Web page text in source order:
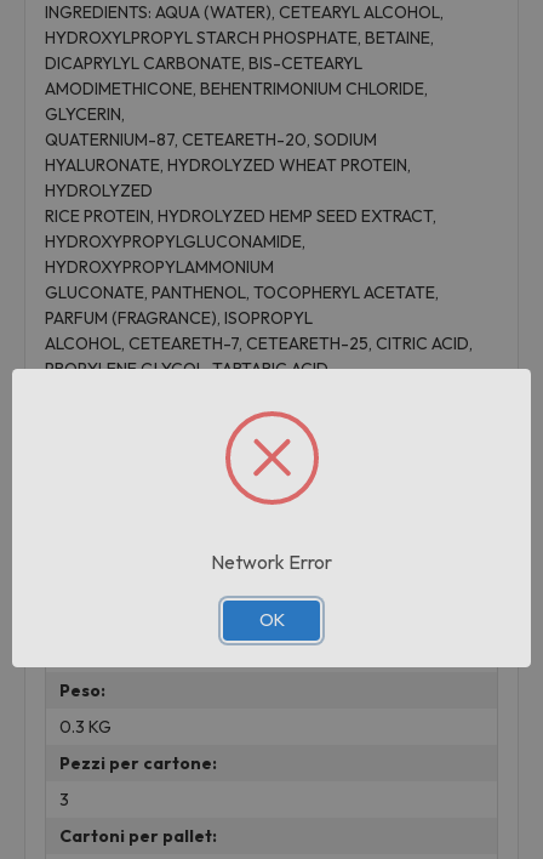
INGREDIENTS: AQUA (WATER), CETEARYL ALCOHOL,
HYDROXYLPROPYL STARCH PHOSPHATE, BETAINE,
DICAPRYLYL CARBONATE, BIS-CETEARYL
AMODIMETHICONE, BEHENTRIMONIUM CHLORIDE,
GLYCERIN,
QUATERNIUM-87, CETEARETH-20, SODIUM
HYALURONATE, HYDROLYZED WHEAT PROTEIN,
HYDROLYZED
RICE PROTEIN, HYDROLYZED HEMP SEED EXTRACT,
HYDROXYPROPYLGLUCONAMIDE,
HYDROXYPROPYLAMMONIUM
GLUCONATE, PANTHENOL, TOCOPHERYL ACETATE,
PARFUM (FRAGRANCE), ISOPROPYL
ALCOHOL, CETEARETH-7, CETEARETH-25, CITRIC ACID,
PROPYLENE GLYCOL, TARTARIC ACID,
SODIUM BENZOATE, POTASSIUM SORBATE,
PHENOXYETHANOL, ALPHA-ISOMETHYL
Informazioni aggiuntive
Peso:
0.3 KG
Pezzi per cartone:
3
Cartoni per pallet:
Network Error
OK